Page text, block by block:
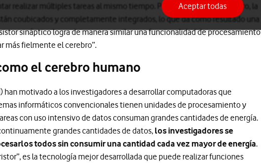
realizar múltiples tareas al mismo tiempo. Por otro lado, en el cerebro, la
coubicados y completamente integrados, lo que da como resultado una
sináptico logra de manera similar una funcionalidad de procesamiento
más fielmente el cerebro”.
el cerebro humano
motivado a los investigadores a desarrollar computadoras que
informáticos convencionales tienen unidades de procesamiento y
con uso intensivo de datos consuman grandes cantidades de energía.
grandes cantidades de datos, los investigadores se
todos sin consumir una cantidad cada vez mayor de energía.
es la tecnología mejor desarrollada que puede realizar funciones
Aceptar todas